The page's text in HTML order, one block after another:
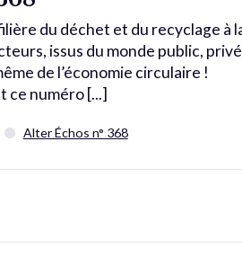
du déchet et du recyclage à
issus du monde public,
de l’économie circulaire !
numéro [...]
Alter Échos n° 368